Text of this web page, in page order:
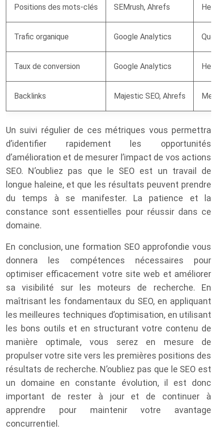
Positions des mots-clés SEMrush, Ahrefs
Trafic organique Google Analytics
Taux de conversion Google Analytics
Backlinks Majestic SEO, Ahrefs
Un suivi régulier de ces métriques vous permettra
d’identifier rapidement les opportunités
d’amélioration et de mesurer l’impact de vos actions
SEO. N’oubliez pas que le SEO est un travail de
longue haleine, et que les résultats peuvent prendre
du temps à se manifester. La patience et la
constance sont essentielles pour réussir dans ce
domaine.
En conclusion, une formation SEO approfondie vous
donnera les compétences nécessaires pour
optimiser efficacement votre site web et améliorer
sa visibilité sur les moteurs de recherche. En
maîtrisant les fondamentaux du SEO, en appliquant
les meilleures techniques d’optimisation, en utilisant
les bons outils et en structurant votre contenu de
manière optimale, vous serez en mesure de
propulser votre site vers les premières positions des
résultats de recherche. N’oubliez pas que le SEO est
un domaine en constante évolution, il est donc
important de rester à jour et de continuer à
apprendre pour maintenir votre avantage
concurrentiel.